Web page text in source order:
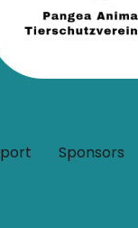
Sponsors